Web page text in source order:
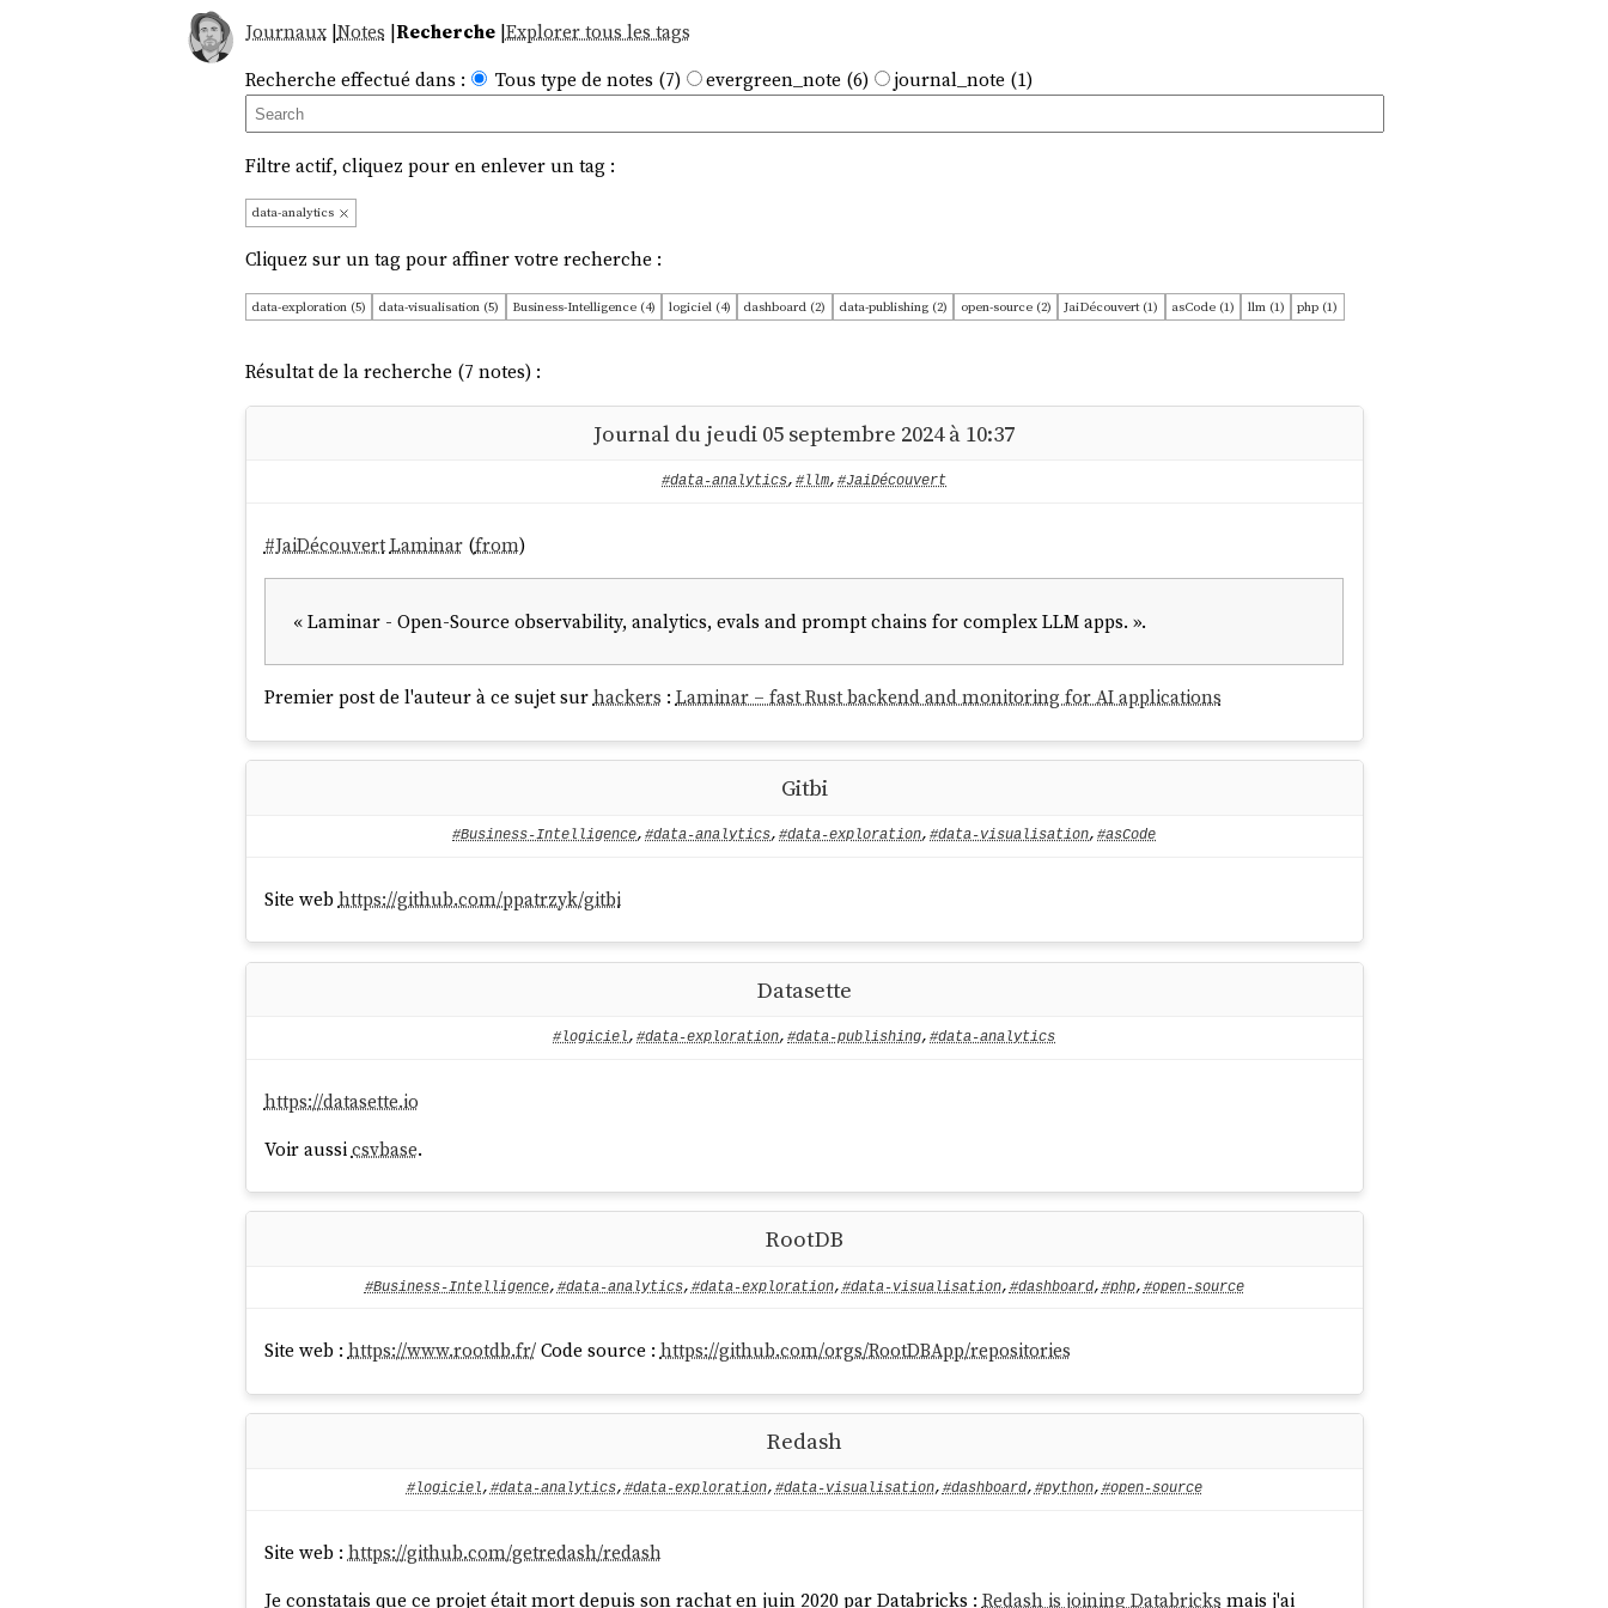
Journaux|Notes |Recherche|Explorer tous les tags
Recherche effectué dans :
Tous type de notes (7) evergreen_note (6) journal_note (1)
Filtre actif, cliquez pour en enlever un tag :
data-analytics
Cliquez sur un tag pour affiner votre recherche :
data-exploration (5) data-visualisation (5) Business-Intelligence (4) logiciel (4) dashboard (2) data-publishing (2) open-source (2) JaiDécouvert (1) asCode (1) llm (1)
php (1)
Résultat de la recherche (7 notes) :
Journal du jeudi 05 septembre 2024 à 10:37
#data-analytics, #llm, #JaiDécouvert
#JaiDécouvertLaminar(from)
« Laminar - Open-Source observability, analytics, evals and prompt chains for complex LLM apps. ».
Premier post de l'auteur à ce sujet surhackers :Laminar – fast Rust backend and monitoring for AI applications
Gitbi
#Business-Intelligence, #data-analytics, #data-exploration, #data-visualisation, #asCode
Site webhttps://github.com/ppatrzyk/gitbi
Datasette
#logiciel, #data-exploration, #data-publishing, #data-analytics
https://datasette.io
Voir aussicsvbase.
RootDB
#Business-Intelligence, #data-analytics, #data-exploration, #data-visualisation, #dashboard, #php, #open-source
Site web :https://www.rootdb.fr/Code source :https://github.com/orgs/RootDBApp/repositories
Redash
#logiciel,#data-analytics,#data-exploration,#data-visualisation, #dashboard,#python, #open-source
Site web :https://github.com/getredash/redash
Je constatais que ce projet était mort depuis son rachat en juin 2020 par Databricks : Redash is joining Databricks mais j'ai